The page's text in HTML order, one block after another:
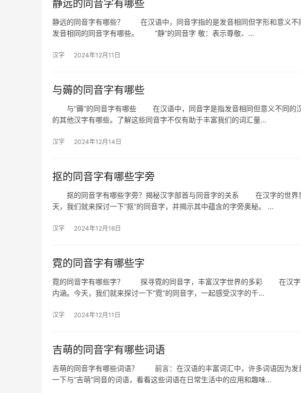
静远的同音字有哪些
静远的同音字有哪些？ 在汉语中，同音字指的是发音相同但字形和意义不
发音相同的同音字有哪些。 “静”的同音字 敬：表示尊敬、…
汉字 2024年12月11日
与薅的同音字有哪些
与“薅”的同音字有哪些 在汉语中，同音字是指发音相同但意义不同的汉
的其他汉字有哪些。了解这些同音字不仅有助于丰富我们的词汇量…
汉字 2024年12月14日
抠的同音字有哪些字旁
抠的同音字有哪些字旁？揭秘汉字部首与同音字的关系 在汉字的世界里
天，我们就来探讨一下“抠”的同音字，并揭示其中蕴含的字旁奥秘。 …
汉字 2024年12月16日
霓的同音字有哪些字
霓的同音字有哪些字？ 探寻霓的同音字，丰富汉字世界的多彩 在汉字
内涵。今天，我们就来探讨一下“霓”的同音字，一起感受汉字的千…
汉字 2024年12月11日
吉萌的同音字有哪些词语
吉萌的同音字有哪些词语？ 前言：在汉语的丰富词汇中，许多词语因为发
一下与“吉萌”同音的词语，看看这些词语在日常生活中的应用和趣味…